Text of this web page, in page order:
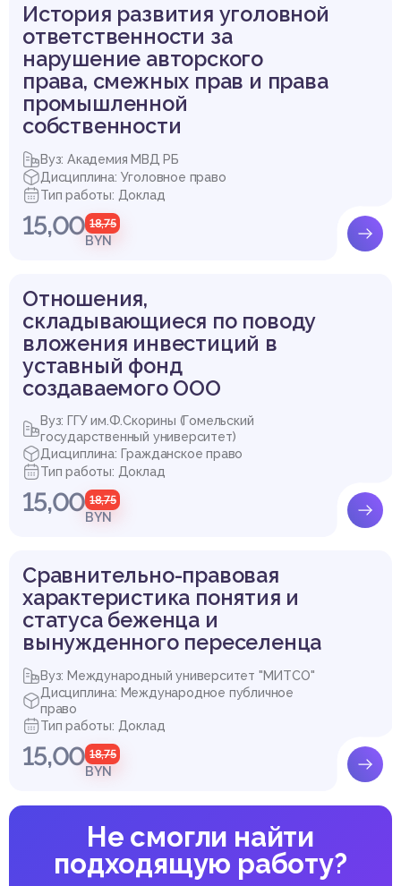
История развития уголовной
ответственности за
нарушение авторского
права, смежных прав и права
промышленной
собственности
Вуз: Академия МВД РБ
Дисциплина: Уголовное право
Тип работы: Доклад
15,00 18,75
BYN
Отношения,
складывающиеся по поводу
вложения инвестиций в
уставный фонд
создаваемого ООО
Вуз: ГГУ им.Ф.Скорины (Гомельский
государственный университет)
Дисциплина: Гражданское право
Тип работы: Доклад
15,00 18,75
BYN
Сравнительно-правовая
характеристика понятия и
статуса беженца и
вынужденного переселенца
Вуз: Международный университет "МИТСО"
Дисциплина: Международное публичное
право
Тип работы: Доклад
15,00 18,75
BYN
Не смогли найти
подходящую работу?